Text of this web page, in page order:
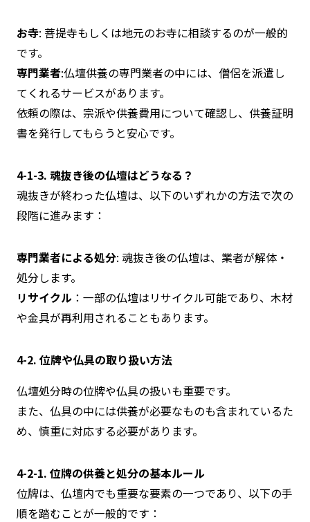
お寺: 菩提寺もしくは地元のお寺に相談するのが一般的
です。
専門業者:仏壇供養の専門業者の中には、僧侶を派遣し
てくれるサービスがあります。
依頼の際は、宗派や供養費用について確認し、供養証明
書を発行してもらうと安心です。
4-1-3. 魂抜き後の仏壇はどうなる？
魂抜きが終わった仏壇は、以下のいずれかの方法で次の
段階に進みます：
専門業者による処分: 魂抜き後の仏壇は、業者が解体・
処分します。
リサイクル ：一部の仏壇はリサイクル可能であり、木材
や金具が再利用されることもあります。
4-2. 位牌や仏具の取り扱い方法
仏壇処分時の位牌や仏具の扱いも重要です。
また、仏具の中には供養が必要なものも含まれているた
め、慎重に対応する必要があります。
4-2-1. 位牌の供養と処分の基本ルール
位牌は、仏壇内でも重要な要素の一つであり、以下の手
順を踏むことが一般的です：